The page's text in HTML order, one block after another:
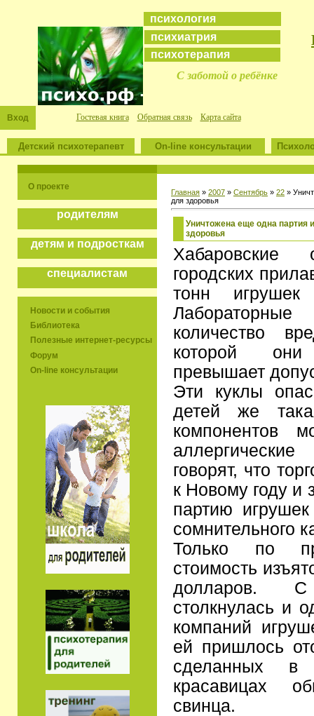
психология
психиатрия
психотерапия
С заботой о ребёнке
Вход Гостевая книга Обратная связь Карта сайта
Детский психотерапевт On-line консультации
О проекте
родителям
детям и подросткам
специалистам
Новости и события
Библиотека
Полезные интернет-ресурсы
Форум
On-line консультации
Главная » 2007 » Сентябрь » 22 »
для здоровья
Уничтожена еще одна партия
здоровья
Хабаровские
городских
тонн игрушек
количество
которой они
превышает
Эти куклы
детей же
компонентов
говорят, что
к Новому году и
партию
сомнительного
Только по
стоимость
долларов.
столкнулась и
компаний
ей пришлось
сделанных
красавицах
свинца.